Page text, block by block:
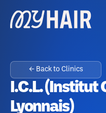
← Back to Clinics
I.C.L. (Institut
Lyonnais)